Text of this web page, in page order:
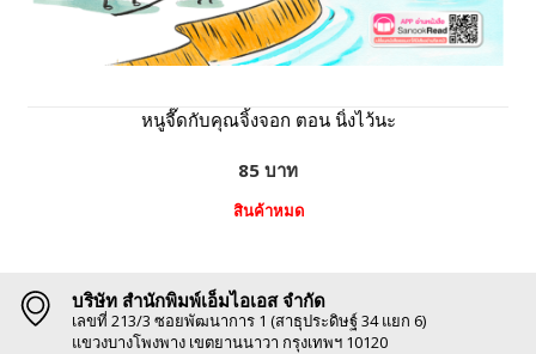
หนูจี๊ดกับคุณจิ้งจอก ตอน นิ่งไว้นะ
85 บาท
สินค้าหมด
บริษัท สำนักพิมพ์เอ็มไอเอส จำกัด
เลขที่ 213/3 ซอยพัฒนาการ 1 (สาธุประดิษฐ์ 34 แยก 6)
แขวงบางโพงพาง เขตยานนาวา กรุงเทพฯ 10120